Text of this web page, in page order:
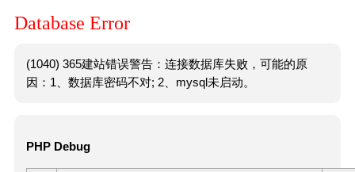
Database Error
(1040) 365建站错误警告：连接数据库失败，可能的原
因：1、数据库密码不对; 2、mysql未启动。
PHP Debug